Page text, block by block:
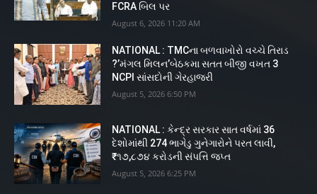
FCRA બિલ પર
August 6, 2026 11:20 AM
NATIONAL : TMCના બળવાખોરો વચ્ચે તિરાડ
?’મંગલ મિલન’બેઠકમા સતત બીજી વખત 3
NCPI સાંસદોની ગેરહાજરી
August 5, 2026 6:50 PM
NATIONAL : કેન્દ્ર સરકાર સાત વર્ષમાં 36
દેશોમાંથી 274 ભાગેડુ ગુનેગારોને પરત લાવી,
₹૧૭,૮૭૪ કરોડની સંપત્તિ જપ્ત
August 5, 2026 6:25 PM